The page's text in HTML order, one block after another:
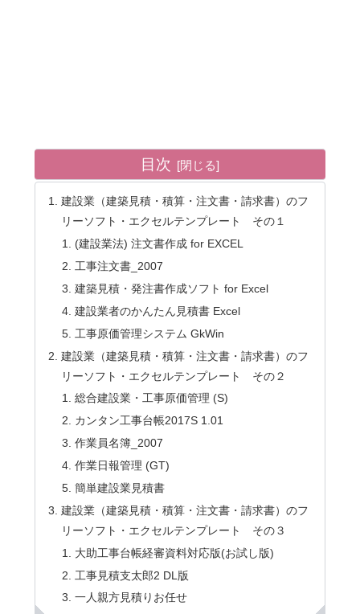
目次
建設業（建築見積・積算・注文書・請求書）のフ
リーソフト・エクセルテンプレート その１
(建設業法) 注文書作成 for EXCEL
工事注文書_2007
建築見積・発注書作成ソフト for Excel
建設業者のかんたん見積書 Excel
工事原価管理システム GkWin
建設業（建築見積・積算・注文書・請求書）のフ
リーソフト・エクセルテンプレート その２
総合建設業・工事原価管理 (S)
カンタン工事台帳2017S 1.01
作業員名簿_2007
作業日報管理 (GT)
簡単建設業見積書
建設業（建築見積・積算・注文書・請求書）のフ
リーソフト・エクセルテンプレート その３
大助工事台帳経審資料対応版(お試し版)
工事見積支太郎2 DL版
一人親方見積りお任せ